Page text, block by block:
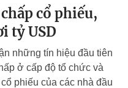
cổ phiếu,
tỷ USD
những tín hiệu đầu tiên
ở cấp độ tổ chức và
phiếu của các nhà đầu